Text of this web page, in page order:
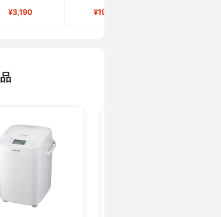
¥3,190 ¥19,750